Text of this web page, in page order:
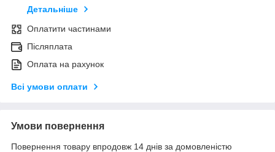
Детальніше
Оплатити частинами
Післяплата
Оплата на рахунок
Всі умови оплати
Умови повернення
Повернення товару впродовж 14 днів за домовленістю